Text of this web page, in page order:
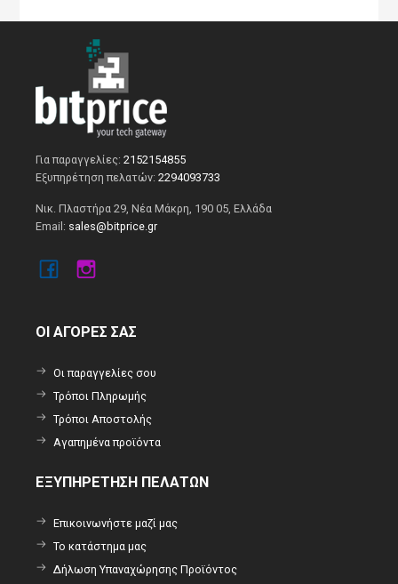
Για παραγγελίες:2152154855
Εξυπηρέτηση πελατών:2294093733
Νικ. Πλαστήρα 29, Νέα Μάκρη, 190 05, Ελλάδα
Email: sales@bitprice.gr
ΟΙ ΑΓΟΡΕΣ ΣΑΣ
Οι παραγγελίες σου
Τρόποι Πληρωμής
Τρόποι Αποστολής
Αγαπημένα προϊόντα
ΕΞΥΠΗΡΕΤΗΣΗ ΠΕΛΑΤΩΝ
Επικοινωνήστε μαζί μας
Το κατάστημα μας
Δήλωση Υπαναχώρησης Προϊόντος